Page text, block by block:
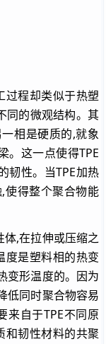
过程却类似于热塑
同的微观结构。其
相是硬质的,就象
。这一点使得TPE
韧性。当TPE加热
使得整个聚合物能
体,在拉伸或压缩之
度是塑料相的热变
变形温度的。因为
低同时聚合物容易
来自于TPE不同原
和韧性材料的共聚